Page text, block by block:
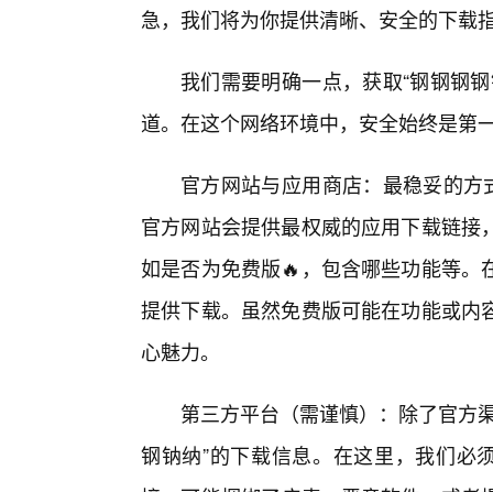
急，我们将为你提供清晰、安全的下载
我们需要明确一点，获取“钢钢钢
道。在这个网络环境中，安全始终是第
官方网站与应用商店：最稳妥的方
官方网站会提供最权威的应用下载链
如是否为免费版🔥，包含哪些功能等
提供下载。虽然免费版可能在功能或
心魅力。
第三方平台（需谨慎）：除了官方
钢钠纳”的下载信息。在这里，我们必